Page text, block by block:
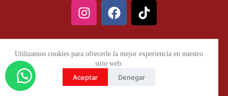
Utilizamos cookies para ofrecerle la mejor experiencia en nuestro
sitio web.
Aceptar Denegar